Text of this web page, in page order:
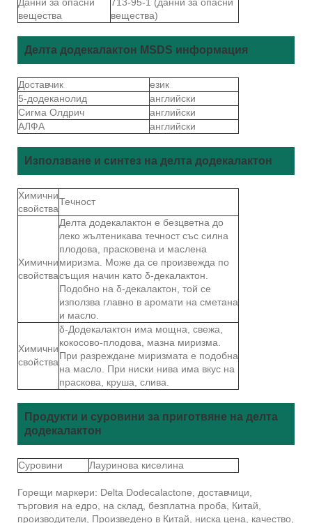
вещества
вещества)
Делта додекалактон MSDS информация
Доставчик
език
5-додеканолид
английски
Сигма Олдрич
английски
АЛФА
английски
Използване и синтез на делта додекалактон
Химични
свойства
Течност
Химични
свойства
Делта додекалактон е безцветна до
леко жълтеникава течност със силна
плодова, прасковена и маслена
миризма. Може да се произвежда по
същия начин като δ-декалактон.
Подобно на δ-декалактон, той се
използва главно в аромати на сметана
и масло.
Химични
свойства
δ-Додекалактон има мощна, свежа,
кокосово-плодова, мазна миризма.
При разреждане миризмата е подобна
на масло. При ниски нива има вкус на
праскова, круша, слива.
Продукти и суровини за приготвяне на делта
додекалактон
Суровини Лауринова киселина
Горещи маркери: Delta Dodecalactone, доставчици,
търговия на едро, на склад, безплатна проба, Китай,
производители, Произведено в Китай, ниска цена, качество,